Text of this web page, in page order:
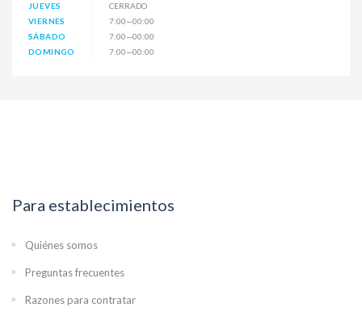
JUEVES
CERRADO
VIERNES
7:00—00:00
SÁBADO
7:00—00:00
DOMINGO
7:00—00:00
Para establecimientos
Quiénes somos
Preguntas frecuentes
Razones para contratar